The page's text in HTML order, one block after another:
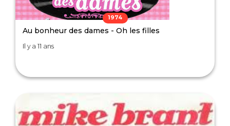
1974
Au bonheur des dames - Oh les filles
Il y a 11 ans